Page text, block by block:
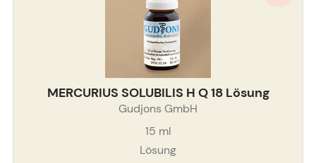
MERCURIUS SOLUBILIS H Q 18 Lösung
Gudjons GmbH
15 ml
Lösung